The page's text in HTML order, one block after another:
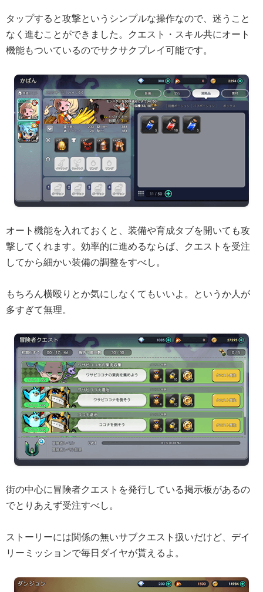
タップすると攻撃というシンプルな操作なので、迷うこと
なく進むことができました。クエスト・スキル共にオート
機能もついているのでサクサクプレイ可能です。
オート機能を入れておくと、装備や育成タブを開いても攻
撃してくれます。効率的に進めるならば、クエストを受注
してから細かい装備の調整をすべし。
もちろん横殴りとか気にしなくてもいいよ。というか人が
多すぎて無理。
街の中心に冒険者クエストを発行している掲示板があるの
でとりあえず受注すべし。
ストーリーには関係の無いサブクエスト扱いだけど、デイ
リーミッションで毎日ダイヤが貰えるよ。